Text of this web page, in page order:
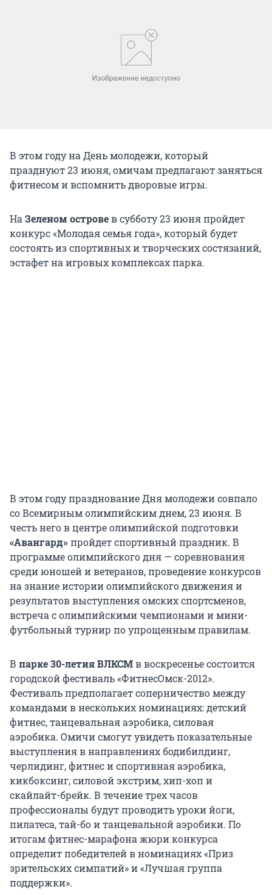
В этом году на День молодежи, который
празднуют 23 июня, омичам предлагают заняться
фитнесом и вспомнить дворовые игры.
На Зеленом островев субботу 23 июня пройдет
конкурс «Молодая семья года», который будет
состоять из спортивных и творческих состязаний,
эстафет на игровых комплексах парка.
В этом году празднование Дня молодежи совпало
со Всемирным олимпийским днем, 23 июня. В
честь него в центре олимпийской подготовки
«Авангард»пройдет спортивный праздник. В
программе олимпийского дня — соревнования
среди юношей и ветеранов, проведение конкурсов
на знание истории олимпийского движения и
результатов выступления омских спортсменов,
встреча с олимпийскими чемпионами и мини-
футбольный турнир по упрощенным правилам.
В парке 30-летия ВЛКСМв воскресенье состоится
городской фестиваль «ФитнесОмск-2012».
Фестиваль предполагает соперничество между
командами в нескольких номинациях: детский
фитнес, танцевальная аэробика, силовая
аэробика. Омичи смогут увидеть показательные
выступления в направлениях бодибилдинг,
черлидинг, фитнес и спортивная аэробика,
кикбоксинг, силовой экстрим, хип-хоп и
скайлайт-брейк. В течение трех часов
профессионалы будут проводить уроки йоги,
пилатеса, тай-бо и танцевальной аэробики. По
итогам фитнес-марафона жюри конкурса
определит победителей в номинациях «Приз
зрительских симпатий» и «Лучшая группа
поддержки».